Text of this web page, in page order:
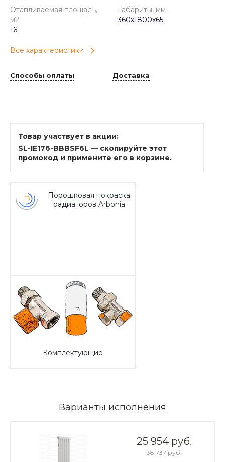
Отапливаемая площадь,
м2
16;
Габариты, мм
360х1800х65;
Все характеристики
Способы оплаты Доставка
Товар участвует в акции:
SL-IE176-BBBSF6L — скопируйте этот
промокод и примените его в корзине.
Порошковая покраска
радиаторов Arbonia
Комплектующие
Варианты исполнения
25 954 руб.
38 737 руб.